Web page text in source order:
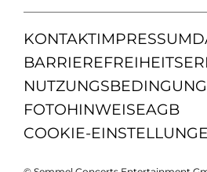
KONTAKTIMPRESSUM
FOTOHINWEISEAGB
COOKIE-